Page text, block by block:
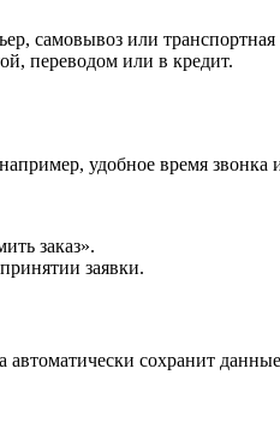
самовывоз или
переводом или в кредит.
удобное время звонка
заказ».
заявки.
сохранит